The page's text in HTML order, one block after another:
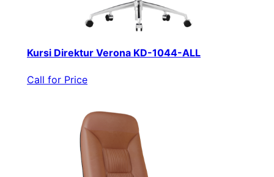
Kursi Direktur Verona KD-1044-ALL
Call for Price